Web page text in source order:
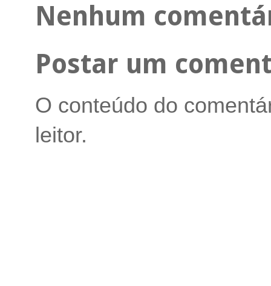
Nenhum
Postar um
O conteúdo do
leitor.